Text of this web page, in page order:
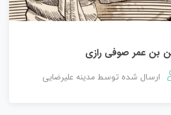
بن عمر صوفی رازی
ارسال شده توسط مدینه علیرضایی